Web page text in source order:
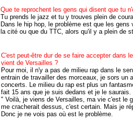
Que te reprochent les gens qui disent que tu
Tu prends le jazz et tu y trouves plein de
Dans le hip hop, le problème est que les
la cité ou que du TTC, alors qu'il y a plein de
C'est peut-être dur de se faire accepter dans
vient de Versailles ?
Pour moi, il n'y a pas de milieu rap dans le
entrain de travailler des morceaux, je sors un
concerts. Le milieu du rap est plus un
fait 15 ans que je suis dedans et je le
" Voilà, je viens de Versailles, ma vie c'est le
me cracherait dessus, c'est certain. Mais je
Donc je ne vois pas où est le problème.